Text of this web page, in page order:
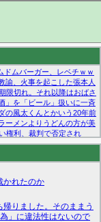
ドムバーガー、レベチｗｗ
諭、火事を起こした張本人
限切れ。それ以降はおばさ
」を「ビール」扱いに一斉
の風太くんとかいう20年前
ーメンよりうどんの方が美
権利、裁判で否定され
【悲報】日本企業の人手不
かれたのか
りました。そのままう
」に違法性はないので